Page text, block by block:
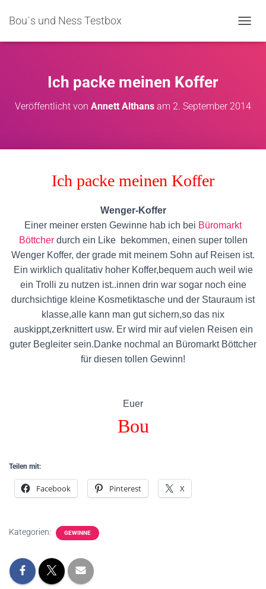
Bou´s und Ness Testbox
Ich packe meinen Koffer
Veröffentlicht von Annett Althans am 2. September 2014
Ich packe meinen Koffer
Wenger-Koffer
Einer meiner ersten Gewinne hab ich bei Büromarkt
Böttcherdurch ein Like bekommen, einen super tollen
Wenger Koffer, der grade mit meinem Sohn auf Reisen ist.
Ein wirklich qualitativ hoher Koffer,bequem auch weil wie
ein Trolli zu nutzen ist..innen drin war sogar noch eine
durchsichtige kleine Kosmetiktasche und der Stauraum ist
klasse,alle kann man gut sichern,so das nix
auskippt,zerknittert usw. Er wird mir auf vielen Reisen ein
guter Begleiter sein.Danke nochmal an Büromarkt Böttcher
für diesen tollen Gewinn!
Euer
Bou
Teilen mit:
Facebook Pinterest X
Kategorien: GEWINNE